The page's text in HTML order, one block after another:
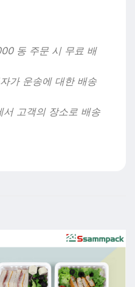
동 주문 시 무료 배
가 운송에 대한 배송
고객의 장소로 배송